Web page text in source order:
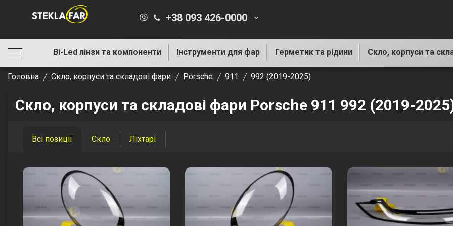
+38 093 426-0000 keyboard_arrow_down
Bi-Led лінзи та компоненти Інструменти для фар Герметик та рідини Скло, корпуси та
Головна Скло, корпуси та складові фари Porsche 911 992 (2019-2025)
Скло, корпуси та складові фари Porsche 911 992 (2019-
Всі позиції Скло Ліхтарі